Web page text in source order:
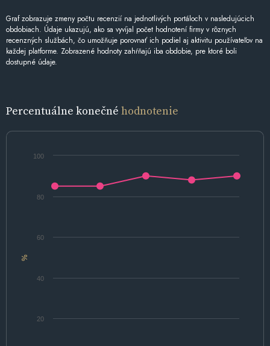
Graf zobrazuje zmeny počtu recenzií na jednotlivých portáloch v nasledujúcich
obdobiach. Údaje ukazujú, ako sa vyvíjal počet hodnotení firmy v rôznych
recenzných službách, čo umožňuje porovnať ich podiel aj aktivitu používateľov na
každej platforme. Zobrazené hodnoty zahŕňajú iba obdobie, pre ktoré boli
dostupné údaje.
Percentuálne konečné hodnotenie
%
20
40
60
80
100